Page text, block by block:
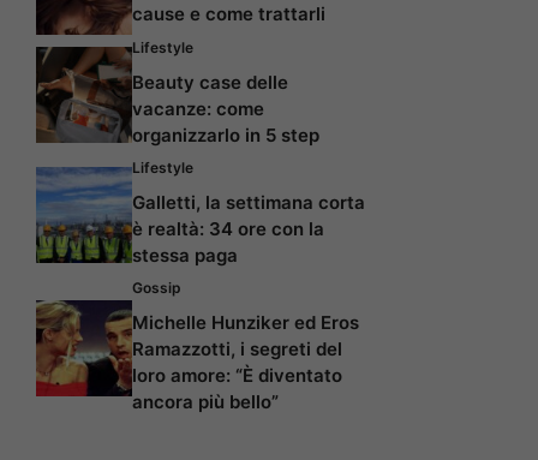
cause e come trattarli
Lifestyle
Beauty case delle
vacanze: come
organizzarlo in 5 step
Lifestyle
Galletti, la settimana corta
è realtà: 34 ore con la
stessa paga
Gossip
Michelle Hunziker ed Eros
Ramazzotti, i segreti del
loro amore: “È diventato
ancora più bello”